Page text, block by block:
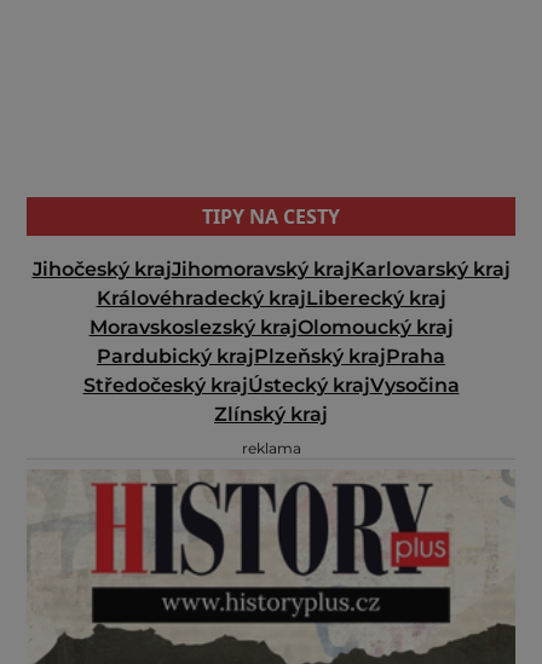
TIPY NA CESTY
Jihočeský krajJihomoravský krajKarlovarský kraj
Královéhradecký krajLiberecký kraj
Moravskoslezský krajOlomoucký kraj
Pardubický krajPlzeňský krajPraha
Středočeský krajÚstecký krajVysočina
Zlínský kraj
reklama